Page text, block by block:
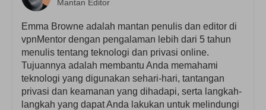
Mantan Editor
Emma Browne adalah mantan penulis dan editor di
vpnMentor dengan pengalaman lebih dari 5 tahun
menulis tentang teknologi dan privasi online.
Tujuannya adalah membantu Anda memahami
teknologi yang digunakan sehari-hari, tantangan
privasi dan keamanan yang dihadapi, serta langkah-
langkah yang dapat Anda lakukan untuk melindungi